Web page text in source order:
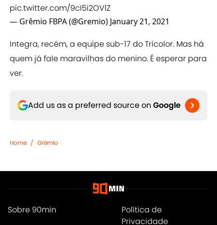
pic.twitter.com/9cI5i2OVlZ
— Grêmio FBPA (@Gremio) January 21, 2021
Integra, recém, a equipe sub-17 do Tricolor. Mas há
quem já fale maravilhas do menino. É esperar para
ver.
Add us as a preferred source on Google
Home / Grêmio
Sobre 90min
Política de
Privacidade